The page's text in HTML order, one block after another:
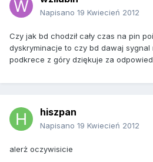
Napisano 19 Kwiecień 2012
Czy jak bd chodził cały czas na pin
dyskryminacje to czy bd dawaj
podkrece z góry dziękuje za
hiszpan
Napisano 19 Kwiecień 2012
alerż oczywisicie